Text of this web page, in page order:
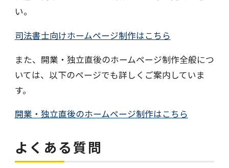
い。
司法書士向けホームページ制作はこちら
また、開業・独立直後のホームページ制作全般につ
いては、以下のページでも詳しくご案内していま
す。
開業・独立直後のホームページ制作はこちら
よくある質問